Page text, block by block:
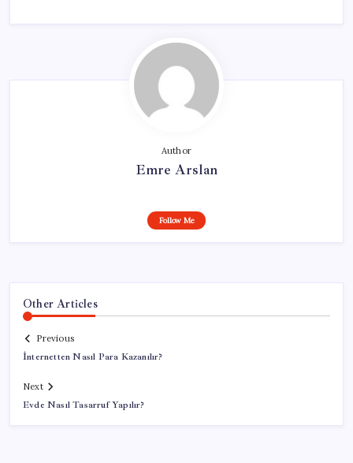
Author
Emre Arslan
Follow Me
Other Articles
Previous
İnternetten Nasıl Para Kazanılır?
Next
Evde Nasıl Tasarruf Yapılır?